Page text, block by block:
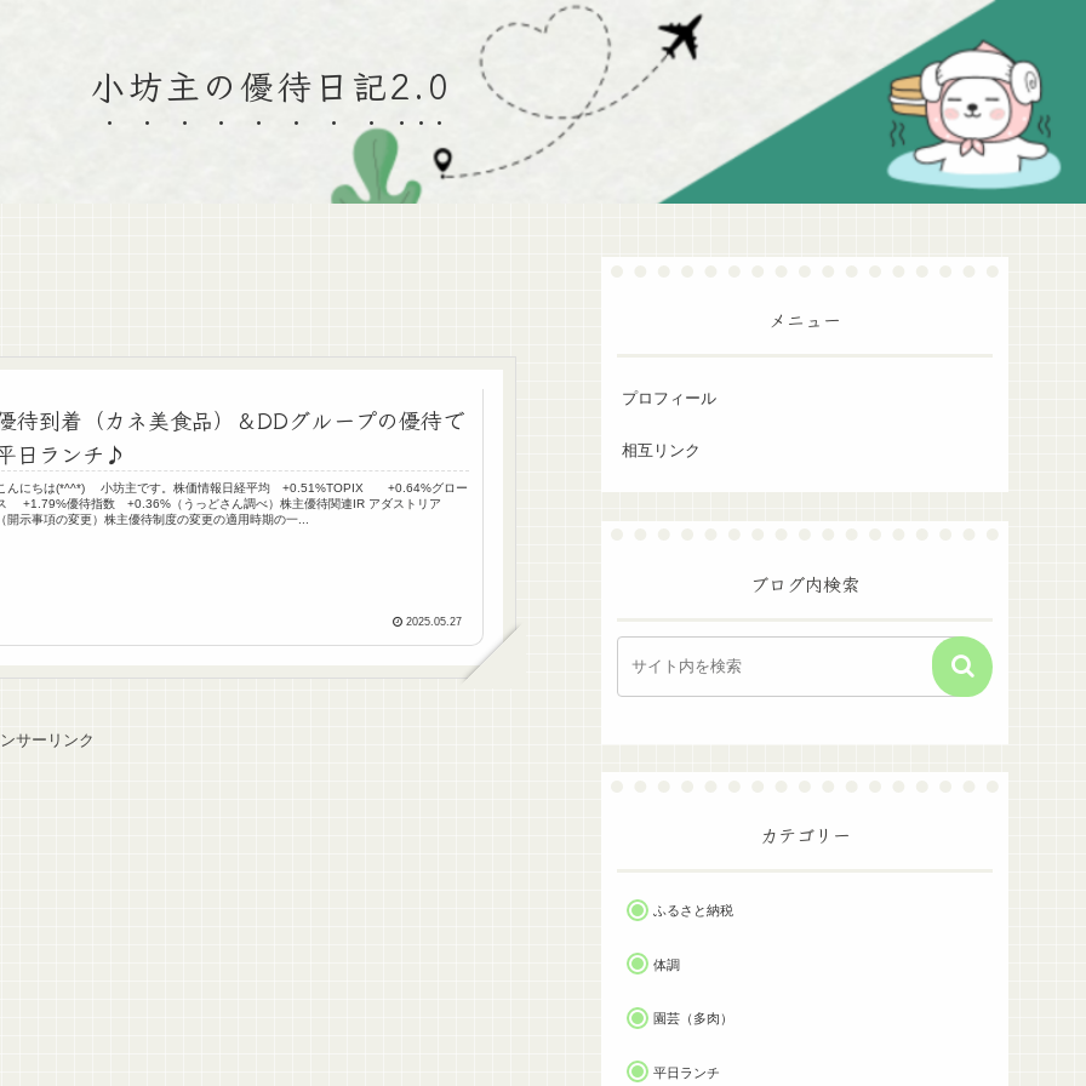
小坊主の優待日記2.0
待到着（カネ美食品）＆DDグループの優待で
日ランチ♪
んにちは(*^^*) 小坊主です。株価情報日経平均 +0.51%TOPIX +0.64%グロー
+1.79%優待指数 +0.36%（うっどさん調べ）株主優待関連IR アダストリア
開示事項の変更）株主優待制度の変更の適用時期の一...
2025.05.27
サーリンク
メニュー
プロフィール
相互リンク
ブログ内検索
カテゴリー
ふるさと納税
体調
園芸（多肉）
平日ランチ